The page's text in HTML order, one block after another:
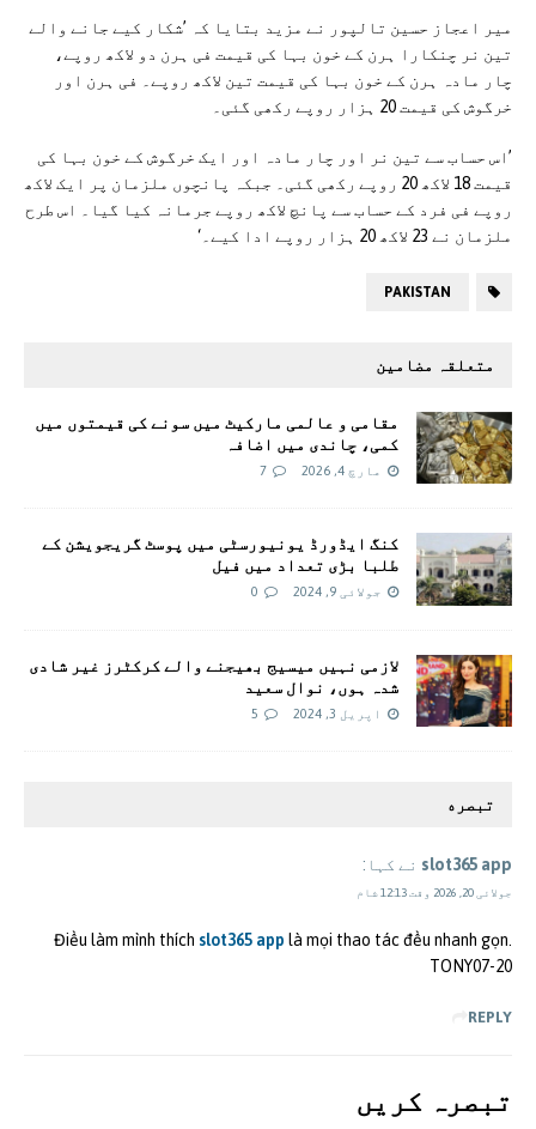
میر اعجاز حسین تالپور نے مزید بتایا کہ ’شکار کیے جانے والے
تین نر چنکارا ہرن کے خون بہا کی قیمت فی ہرن دو لاکھ روپے،
چار مادہ ہرن کے خون بہا کی قیمت تین لاکھ روپے۔ فی ہرن اور
خرگوش کی قیمت 20 ہزار روپے رکھی گئی۔
’اس حساب سے تین نر اور چار مادہ اور ایک خرگوش کے خون بہا کی
قیمت 18 لاکھ 20 روپے رکھی گئی۔ جبکہ پانچوں ملزمان پر ایک لاکھ
روپے فی فرد کے حساب سے پانچ لاکھ روپے جرمانہ کیا گیا۔ اس طرح
ملزمان نے 23 لاکھ 20 ہزار روپے ادا کیے۔‘
PAKISTAN
متعلقہ مضامین
مقامی و عالمی مارکیٹ میں سونے کی قیمتوں میں
کمی، چاندی میں اضافہ
مارچ 4, 2026 7
کنگ ایڈورڈ یونیورسٹی میں پوسٹ گریجویشن کے
طلبا بڑی تعداد میں فیل
جولائی 9, 2024 0
لازمی نہیں میسیج بھیجنے والے کرکٹرز غیر شادی
شدہ ہوں، نوال سعید
اپریل 3, 2024 5
تبصره
slot365 app نے کہا:
جولائی 20, 2026 وقت 12:13 شام
Điều làm mình thích slot365 app là mọi thao tác đều nhanh gọn.
TONY07-20
REPLY
تبصرہ کريں